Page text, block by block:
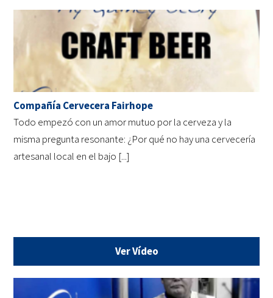
Compañía Cervecera Fairhope
Todo empezó con un amor mutuo por la cerveza y la
misma pregunta resonante: ¿Por qué no hay una cervecería
artesanal local en el bajo [...]
Ver Vídeo